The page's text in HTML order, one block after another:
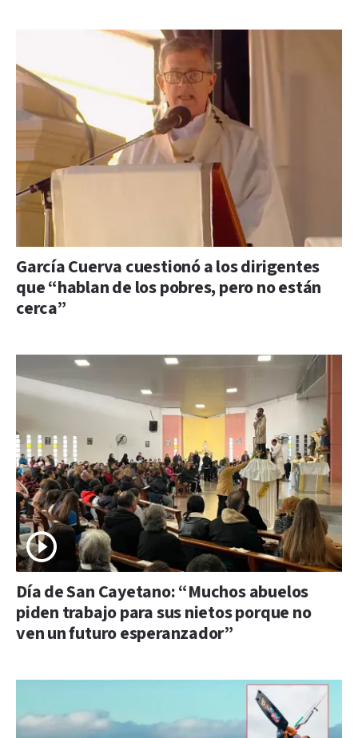
García Cuerva cuestionó a los dirigentes
que “hablan de los pobres, pero no están
cerca”
Día de San Cayetano: “Muchos abuelos
piden trabajo para sus nietos porque no
ven un futuro esperanzador”